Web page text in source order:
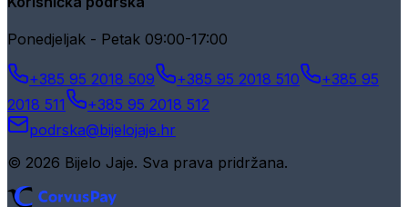
Ponedjeljak - Petak 09:00-17:00
+385 95 2018 509 +385 95 2018 510
+385 95
2018 511
+385 95 2018 512
podrska@bijelojaje.hr
© 2026 Bijelo Jaje. Sva prava pridržana.